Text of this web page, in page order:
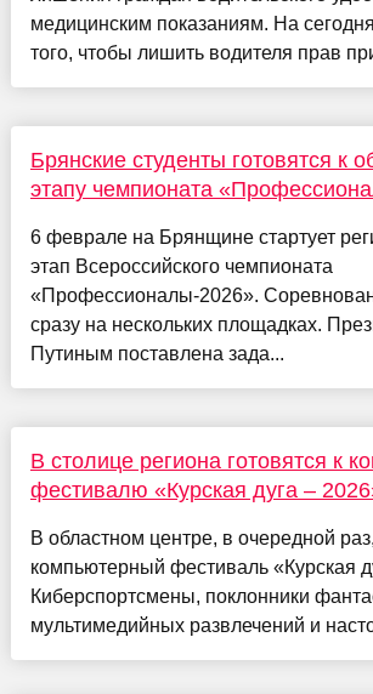
медицинским показаниям. На
того, чтобы лишить водителя прав
Брянские студенты готовятся к
этапу чемпионата
6 феврале на Брянщине стартует
этап Всероссийского чемпионата
«Профессионалы-2026».
сразу на нескольких площадках.
Путиным поставлена зада...
В столице региона готовятся к
фестивалю «Курская дуга –
В областном центре, в очередной
компьютерный фестиваль «Курская
Киберспортсмены, поклонники
мультимедийных развлечений и